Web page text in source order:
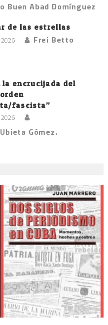
Buen Abad Domínguez
de las estrellas
Frei Betto
la encrucijada del
fascista”
Gómez.